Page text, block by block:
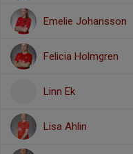
Emelie Johansson
Felicia Holmgren
Linn Ek
Lisa Ahlin